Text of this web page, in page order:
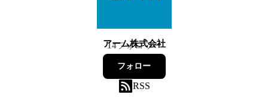
アーム株式会社
14フォロワー
フォロー
RSS